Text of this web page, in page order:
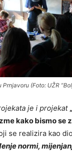
Prnjavoru (Foto: UŽR
je i projekat
kako bismo se
se realizira kao
normi,